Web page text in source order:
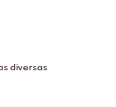
diversas